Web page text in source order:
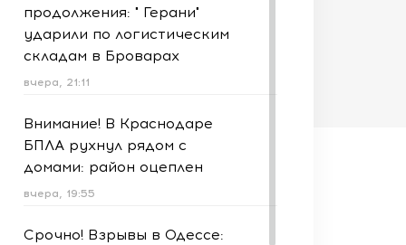
продолжения: " Герани"
ударили по логистическим
складам в Броварах
вчера, 21:11
Внимание! В Краснодаре
БПЛА рухнул рядом с
домами: район оцеплен
вчера, 19:55
Срочно! Взрывы в Одессе: